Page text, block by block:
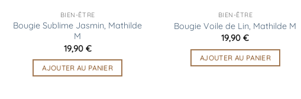
BIEN-ÊTRE
Bougie Sublime Jasmin, Mathilde
M
19,90 €
AJOUTER AU PANIER
BIEN-ÊTRE
Bougie Voile de Lin, Mathilde M
19,90€
AJOUTER AU PANIER